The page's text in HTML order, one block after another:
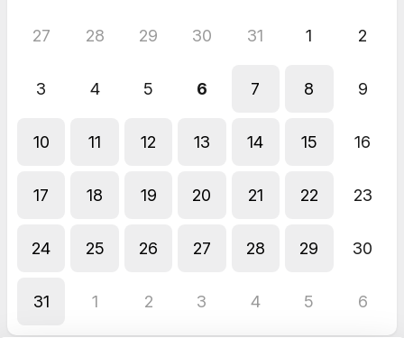
27 28 29 30 31 1 2
3 4 5 6 7 8 9
10 11 12 13 14 15 16
17 18 19 20 21 22 23
24 25 26 27 28 29 30
31 1 2 3 4 5 6